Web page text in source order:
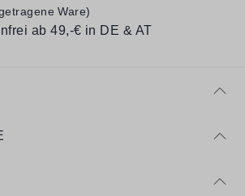
Ware)
ab 49,-€ in DE & AT